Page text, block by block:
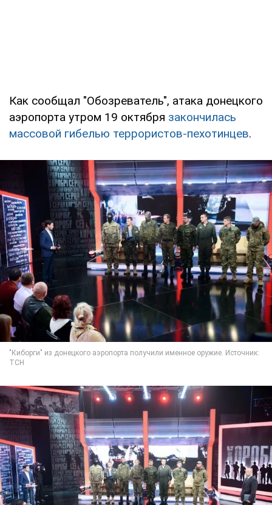
Как сообщал "Обозреватель", атака донецкого
аэропорта утром 19 октября закончилась
массовой гибелью террористов-пехотинцев.